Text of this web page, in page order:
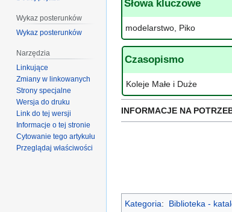
Słowa kluczowe
modelarstwo, Piko
Czasopismo
Koleje Małe i Duże
INFORMACJE NA
Kategoria: Biblioteka -
Wykaz posterunków
Wykaz posterunków
Narzędzia
Linkujące
Zmiany w linkowanych
Strony specjalne
Wersja do druku
Link do tej wersji
Informacje o tej stronie
Cytowanie tego artykułu
Przeglądaj właściwości